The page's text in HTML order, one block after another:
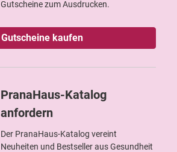
Gutscheine zum Ausdrucken.
Gutscheine kaufen
PranaHaus-Katalog
anfordern
Der PranaHaus-Katalog vereint
Neuheiten und Bestseller aus Gesundheit